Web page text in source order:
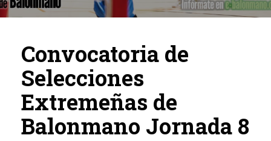
Convocatoria de
Selecciones
Extremeñas de
Balonmano Jornada 8